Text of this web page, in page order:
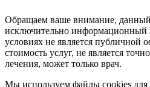
Обращаем ваше внимание,
исключительно информационный
условиях не является публичной
стоимость услуг, не является
лечения, может только врач.
Мы используем файлы cookies для